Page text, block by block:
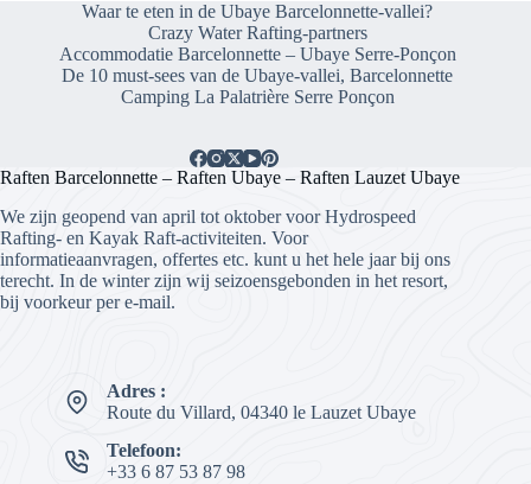
Waar te eten in de Ubaye Barcelonnette-vallei?
Crazy Water Rafting-partners
Accommodatie Barcelonnette – Ubaye Serre-Ponçon
De 10 must-sees van de Ubaye-vallei, Barcelonnette
Camping La Palatrière Serre Ponçon
Raften Barcelonnette – Raften Ubaye – Raften Lauzet Ubaye
We zijn geopend van april tot oktober voor Hydrospeed
Rafting- en Kayak Raft-activiteiten. Voor
informatieaanvragen, offertes etc. kunt u het hele jaar bij ons
terecht. In de winter zijn wij seizoensgebonden in het resort,
bij voorkeur per e-mail.
Adres :
Route du Villard, 04340 le Lauzet Ubaye
Telefoon:
+33 6 87 53 87 98